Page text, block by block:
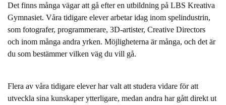
Det finns många vägar att gå efter en utbildning på LBS Kreativa
Gymnasiet. Våra tidigare elever arbetar idag inom spelindustrin,
som fotografer, programmerare, 3D-artister, Creative Directors
och inom många andra yrken. Möjligheterna är många, och det är
du som bestämmer vilken väg du vill gå.
Flera av våra tidigare elever har valt att studera vidare för att
utveckla sina kunskaper ytterligare, medan andra har gått direkt ut